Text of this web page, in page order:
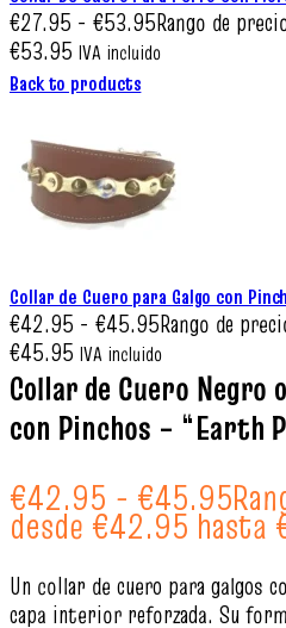
€27.95 - €53.95Rango de
€53.95 IVA incluido
Back to products
Collar de Cuero para Galgo con
€42.95 - €45.95Rango de
€45.95 IVA incluido
Collar de Cuero Negro
con Pinchos – “Earth
€42.95 - €45.95
desde €42.95 hasta
Un collar de cuero para galgos
capa interior reforzada. Su